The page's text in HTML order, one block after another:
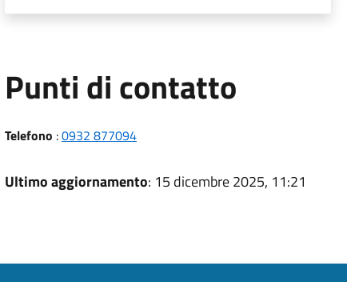
Punti di contatto
Telefono :0932 877094
Ultimo aggiornamento: 15 dicembre 2025, 11:21